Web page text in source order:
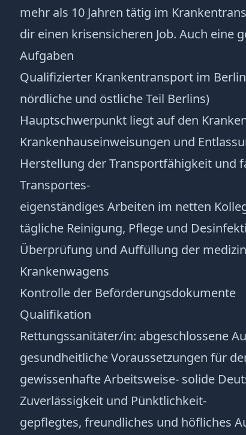
mehr als 10 Jahren tätig im
dir einen krisensicheren Job. Auch
Aufgaben
Qualifizierter Krankentransport im
nördliche und östliche Teil Berlins)
Hauptschwerpunkt liegt auf den
Krankenhauseinweisungen und
Herstellung der Transportfähigkeit und
Transportes-
eigenständiges Arbeiten im netten
tägliche Reinigung, Pflege und
Überprüfung und Auffüllung der
Krankenwagens
Kontrolle der Beförderungsdokumente
Qualifikation
Rettungssanitäter/in: abgeschlossene
gesundheitliche Voraussetzungen für
gewissenhafte Arbeitsweise- solide
Zuverlässigkeit und Pünktlichkeit-
gepflegtes, freundliches und höfliches